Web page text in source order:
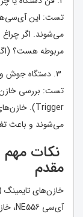
تست: این آی‌سی‌ها
می‌شوند. اگر
مربوطه هست؟
می‌شوند و باعث
نکات مهم
مقدم